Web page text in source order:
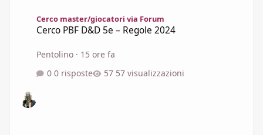
Cerco master/giocatori via Forum
Cerco PBF D&D 5e – Regole 2024
Pentolino · 15 ore fa
0 risposte
57 visualizzazioni